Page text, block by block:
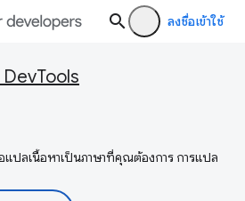
ลงชื่อเข้าใช้
แปลเนื้อหาเป็นภาษาที่คุณต้องการ การแปล